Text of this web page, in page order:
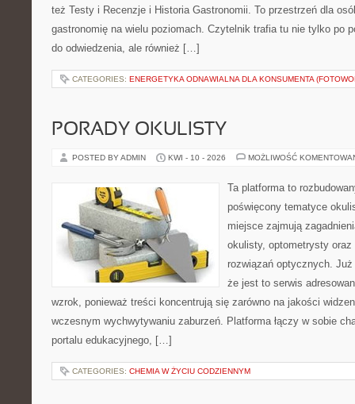
też Testy i Recenzje i Historia Gastronomii. To przestrzeń dla
gastronomię na wielu poziomach. Czytelnik trafia tu nie tylko po
do odwiedzenia, ale również […]
CATEGORIES: ENERGETYKA ODNAWIALNA DLA KONSUMENTA
PORADY OKULISTY
POSTED BY ADMIN KWI - 10 - 2026 MOŻLIWOŚĆ
Ta platforma to
poświęcony tematyce
miejsce zajmują
okulisty, optometrysty oraz
rozwiązań optycznych.
że jest to serwis
wzrok, ponieważ treści koncentrują się zarówno na jakości
wczesnym wychwytywaniu zaburzeń. Platforma łączy w sobie
portalu edukacyjnego, […]
CATEGORIES: CHEMIA W ŻYCIU CODZIENNYM